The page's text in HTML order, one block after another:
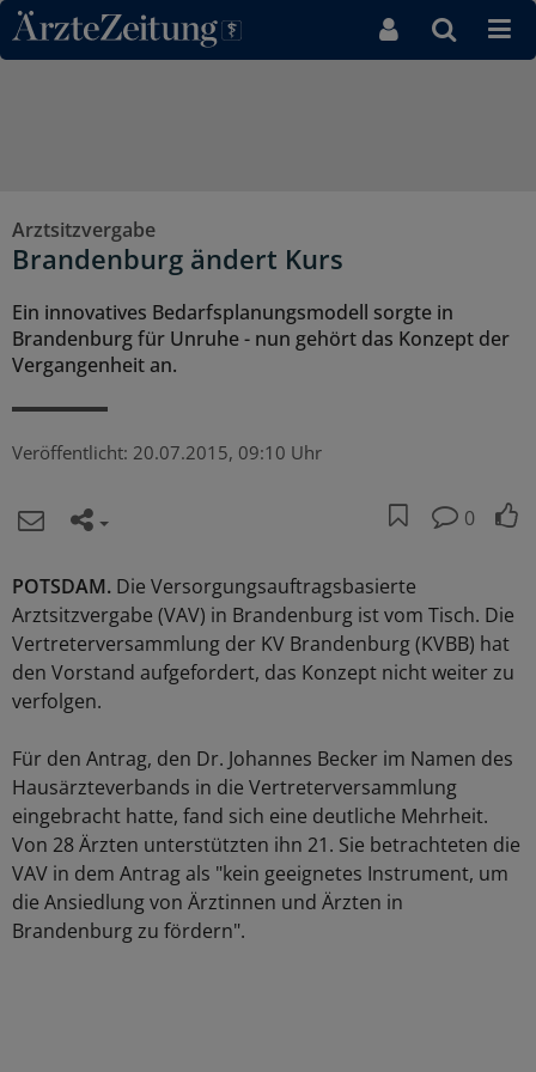
Direkt zum Inhaltsbereich
Arztsitzvergabe
Brandenburg ändert Kurs
Ein innovatives Bedarfsplanungsmodell sorgte in
Brandenburg für Unruhe - nun gehört das Konzept der
Vergangenheit an.
Veröffentlicht: 20.07.2015, 09:10 Uhr
0
POTSDAM. Die Versorgungsauftragsbasierte
Arztsitzvergabe (VAV) in Brandenburg ist vom Tisch. Die
Vertreterversammlung der KV Brandenburg (KVBB) hat
den Vorstand aufgefordert, das Konzept nicht weiter zu
verfolgen.
Für den Antrag, den Dr. Johannes Becker im Namen des
Hausärzteverbands in die Vertreterversammlung
eingebracht hatte, fand sich eine deutliche Mehrheit.
Von 28 Ärzten unterstützten ihn 21. Sie betrachteten die
VAV in dem Antrag als "kein geeignetes Instrument, um
die Ansiedlung von Ärztinnen und Ärzten in
Brandenburg zu fördern".